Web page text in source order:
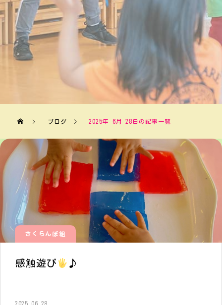
ブログ 2025年 6月 28日の記事一覧
さくらんぼ組
感触遊び ♪
2025.06.28